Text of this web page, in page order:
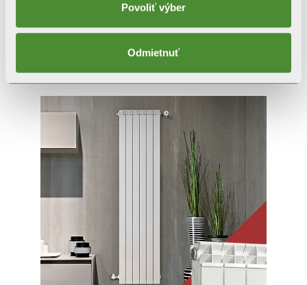
Povoliť výber
Odmietnuť
GARDA S/90
Dekoratívne radiátory